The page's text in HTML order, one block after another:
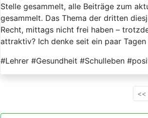
Stelle gesammelt, alle Beiträge zum
gesammelt. Das Thema der dritten
Recht, mittags nicht frei haben –
attraktiv? Ich denke seit ein paar
#Lehrer #Gesundheit #Schulleben
<<